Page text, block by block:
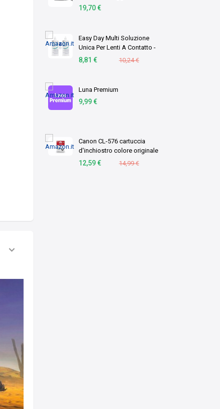
19,70 €
Easy Day Multi Soluzione
Unica Per Lenti A Contatto -
Duopack 2 X 360 ml
8,81 € 10,24 €
Luna Premium
9,99 €
Canon CL-576 cartuccia
d'inchiostro colore originale
1 pz C/M/Y (OEM Canon CL-
12,59 € 14,99 €